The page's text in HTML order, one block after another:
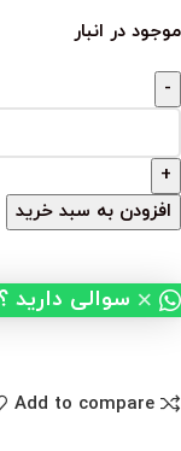
موجود در انبار
افزودن به سبد خرید
× سوالی دارید
Add to compare